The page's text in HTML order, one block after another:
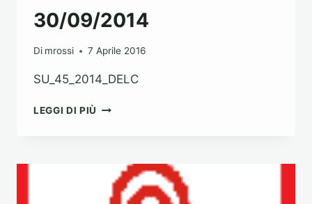
30/09/2014
Di mrossi 7 Aprile 2016
SU_45_2014_DELC
LEGGI DI PIÙ DEL.
30/09/2014